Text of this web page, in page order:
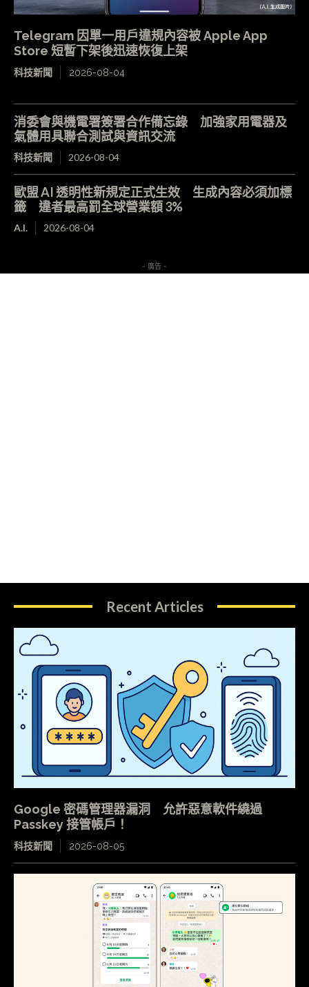
Telegram 因單一用戶違規內容被 Apple App
Store 短暫下架後迅速恢復上架
科技新聞 2026-08-04
消委會與機電署簽署合作備忘錄 加強家用電器及
氣體用具聯合測試與資訊交流
科技新聞 2026-08-04
歐盟 AI 透明性新規定正式生效 生成內容必須加標
籤 違者最高罰全球營業額 3%
A.I. 2026-08-04
- 廣告 -
Recent Articles
Google 密碼管理器漏洞 允許惡意軟件繞過
Passkey 接管帳戶！
科技新聞 2026-08-05